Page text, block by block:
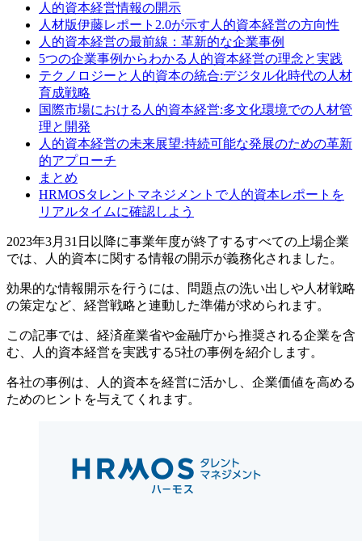
人的資本経営情報の開示
人材版伊藤レポート2.0が示す人的資本経営の方向性
人的資本経営の最前線：革新的な企業事例
5つの企業事例からわかる人的資本経営の理念と実践
テクノロジーと人的資本の統合:デジタル化時代の人材
育成戦略
国際市場における人的資本経営:多文化環境での人材管
理と開発
人的資本経営の未来展望:持続可能な発展のための革新
的アプローチ
まとめ
HRMOSタレントマネジメントで人的資本レポートを
リアルタイムに確認しよう
2023年3月31日以降に事業年度が終了するすべての上場企業
では、人的資本に関する情報の開示が義務化されました。
効果的な情報開示を行うには、問題点の洗い出しや人材戦略
の策定など、経営戦略と連動した準備が求められます。
この記事では、経済産業省や金融庁から推奨される企業を含
む、人的資本経営を実践する5社の事例を紹介します。
各社の事例は、人的資本を経営に活かし、企業価値を高める
ためのヒントを与えてくれます。